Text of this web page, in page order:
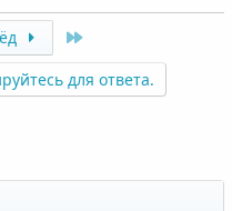
о
е
а
т
н
для ответа.
почта